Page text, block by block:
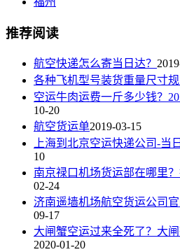
推荐阅读
航空快递怎么寄当日达？
各种飞机型号装货重量尺寸
空运牛肉运费一斤多少钱？
10-20
航空货运单2019-03-15
上海到北京空运快递公司-当
10
南京禄口机场货运部在哪里？
02-24
济南遥墙机场航空货运公司
09-17
大闸蟹空运过来全死了？大
2020-01-20